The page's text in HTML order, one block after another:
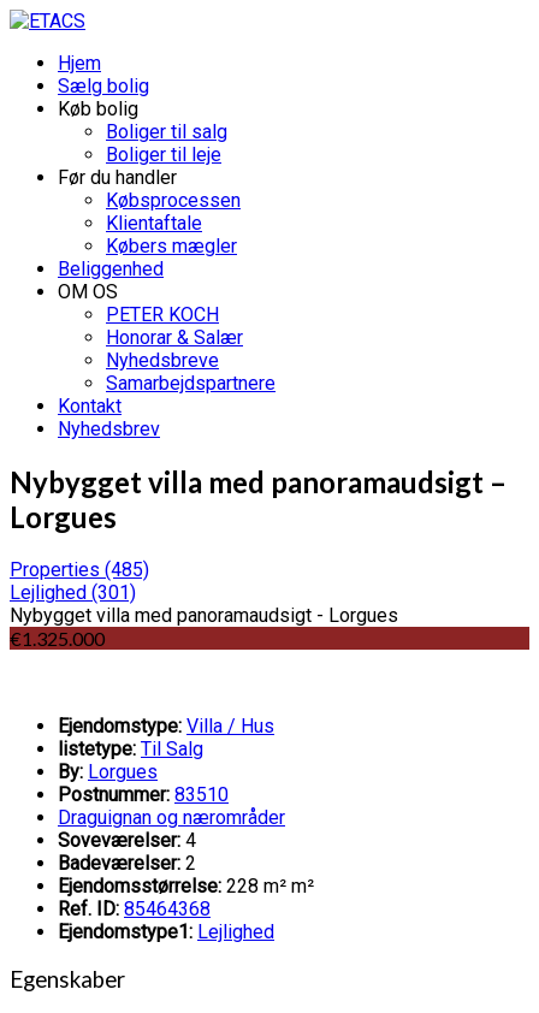
Hjem
Sælg bolig
Køb bolig
Boliger til salg
Boliger til leje
Før du handler
Købsprocessen
Klientaftale
Købers mægler
Beliggenhed
OM OS
PETER KOCH
Honorar & Salær
Nyhedsbreve
Samarbejdspartnere
Kontakt
Nyhedsbrev
Nybygget villa med panoramaudsigt –
Lorgues
Properties (485)
Lejlighed (301)
Nybygget villa med panoramaudsigt - Lorgues
€1.325.000
Ejendomstype: Villa / Hus
listetype: Til Salg
By: Lorgues
Postnummer: 83510
Draguignan og nærområder
Soveværelser: 4
Badeværelser: 2
Ejendomsstørrelse: 228 m² m²
Ref. ID: 85464368
Ejendomstype1: Lejlighed
Egenskaber